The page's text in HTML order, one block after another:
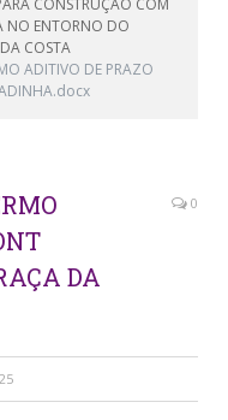
NO ENTORNO DO
COSTA
ADITIVO DE PRAZO
DA
0